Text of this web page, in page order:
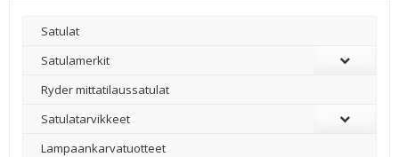
Satulat
Satulamerkit
Ryder mittatilaussatulat
Satulatarvikkeet
–
Lampaankarvatuotteet